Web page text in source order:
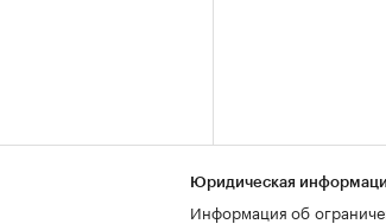
Юридическая
Информация об